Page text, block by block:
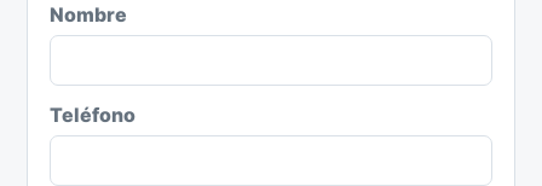
Nombre
Teléfono